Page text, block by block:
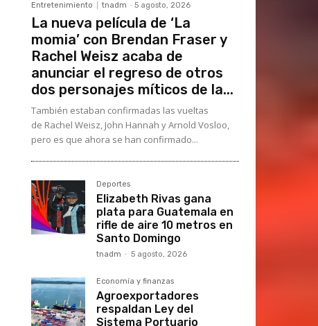
Entretenimiento tnadm - 5 agosto, 2026
La nueva película de ‘La
momia’ con Brendan Fraser y
Rachel Weisz acaba de
anunciar el regreso de otros
dos personajes míticos de la...
También estaban confirmadas las vueltas
de Rachel Weisz, John Hannah y Arnold Vosloo,
pero es que ahora se han confirmado...
Deportes
Elizabeth Rivas gana
plata para Guatemala en
rifle de aire 10 metros en
Santo Domingo
tnadm - 5 agosto, 2026
Economía y finanzas
Agroexportadores
respaldan Ley del
Sistema Portuario